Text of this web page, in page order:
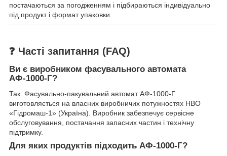
постачаються за погодженням і підбираються індивідуально
під продукт і формат упаковки.
❓ Часті запитання (FAQ)
Ви є виробником фасувального автомата
АФ-1000-Г?
Так. Фасувально-пакувальний автомат АФ-1000-Г
виготовляється на власних виробничих потужностях НВО
«Гідромаш-1» (Україна). Виробник забезпечує сервісне
обслуговування, постачання запасних частин і технічну
підтримку.
Для яких продуктів підходить АФ-1000-Г?